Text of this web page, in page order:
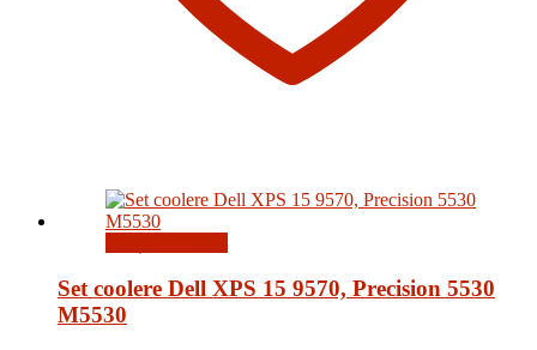
Set coolere Dell XPS 15 9570, Precision 5530
M5530